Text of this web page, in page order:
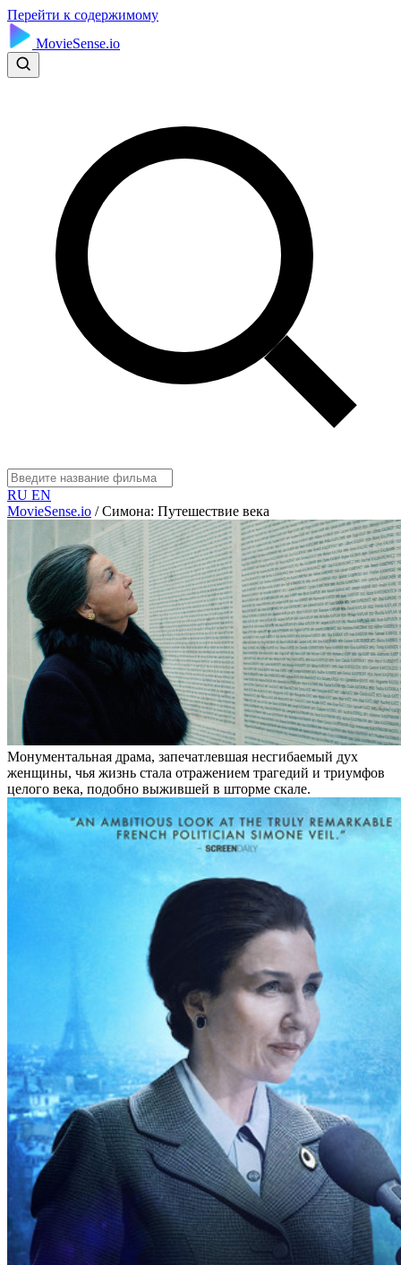
Перейти к содержимому
MovieSense.io
RU EN
MovieSense.io / Симона: Путешествие века
Монументальная драма, запечатлевшая несгибаемый дух
женщины, чья жизнь стала отражением трагедий и триумфов
целого века, подобно выжившей в шторме скале.